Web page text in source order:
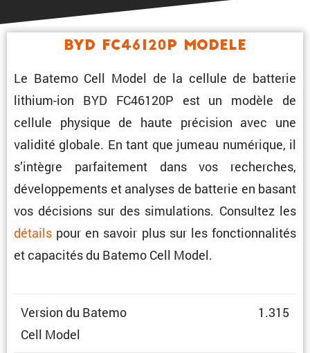
BYD FC46120P Modele
Le Batemo Cell Model de la cellule de batterie
lithium-ion BYD FC46120P est un modèle de
cellule physique de haute préci­sion avec une
validité globale. En tant que jumeau numérique, il
s’intègre parfai­te­ment dans vos recherches,
dévelop­pe­ments et analyses de batterie en basant
vos décisions sur des simula­tions. Consultez les
détails pour en savoir plus sur les fonction­na­lités
et capacités du Batemo Cell Model.
Version du Batemo
Cell Model
1.315